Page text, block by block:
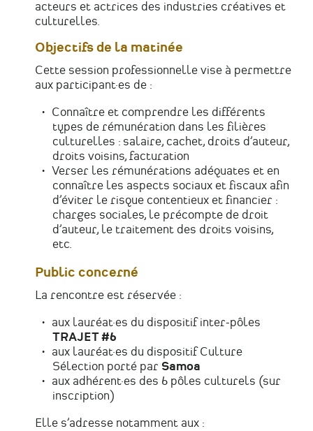
acteurs et actrices des industries créatives et
culturelles.
Objectifs de la matinée
Cette session professionnelle vise à permettre
aux participant·es de :
Connaître et comprendre les différents
types de rémunération dans les filières
culturelles : salaire, cachet, droits d’auteur,
droits voisins, facturation
Verser les rémunérations adéquates et en
connaître les aspects sociaux et fiscaux afin
d’éviter le risque contentieux et financier :
charges sociales, le précompte de droit
d’auteur, le traitement des droits voisins,
etc.
Public concerné
La rencontre est réservée :
aux lauréat·es du dispositif inter-pôles
TRAJET#6
aux lauréat·es du dispositif Culture
Sélection porté par Samoa
aux adhérent·es des 6 pôles culturels (sur
inscription)
Elle s’adresse notamment aux :